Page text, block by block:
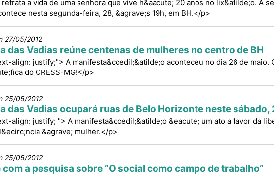
a vida de uma senhora que vive h&aacute; 20 anos no lix&atilde;o. A
nesta segunda-feira, 28, &agrave;s 19h, em BH.</p>
27/05/2012
das Vadias reúne centenas de mulheres no centro de BH
align: justify;"> A manifesta&ccedil;&atilde;o aconteceu no dia 26 de maio.
do CRESS-MG!</p>
25/05/2012
das Vadias ocupará ruas de Belo Horizonte neste sábado,
align: justify; "> A manifesta&ccedil;&atilde;o &eacute; um ato a favor da
&agrave; mulher.</p>
25/05/2012
a pesquisa sobre “O social como campo de trabalho”